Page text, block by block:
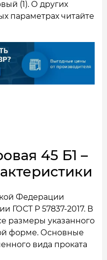
(1). О других
параметрах читайте
45 Б1 –
Федерации
ГОСТ Р 57837-2017. В
размеры указанного
форме. Основные
вида проката